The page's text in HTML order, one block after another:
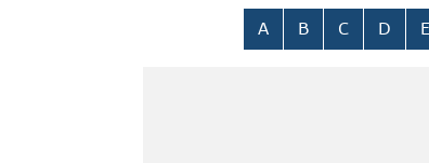
Alphabetisches Register
A B C D E